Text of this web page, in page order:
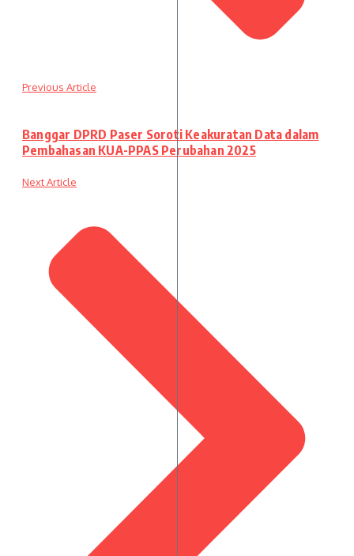
Previous Article
Banggar DPRD Paser Soroti Keakuratan Data dalam
Pembahasan KUA-PPAS Perubahan 2025
Next Article